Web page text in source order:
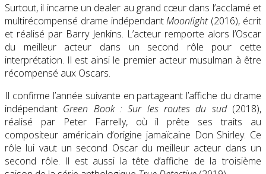
Surtout, il incarne un dealer au grand cœur dans l’acclamé et
multirécompensé drame indépendantMoonlight(2016), écrit
et réalisé par Barry Jenkins. L’acteur remporte alors l’Oscar
du meilleur acteur dans un second rôle pour cette
interprétation. Il est ainsi le premier acteur musulman à être
récompensé aux Oscars.
Il confirme l’année suivante en partageant l’affiche du drame
indépendant Green Book : Sur les routes du sud(2018),
réalisé par Peter Farrelly, où il prête ses traits au
compositeur américain d’origine jamaïcaine Don Shirley. Ce
rôle lui vaut un second Oscar du meilleur acteur dans un
second rôle. Il est aussi la tête d’affiche de la troisième